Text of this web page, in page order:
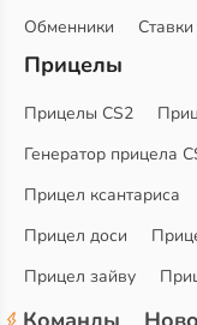
Обменники
Прицелы
Прицелы CS2
Генератор прицела
Прицел ксантариса
Прицел доси
Прицел зайву